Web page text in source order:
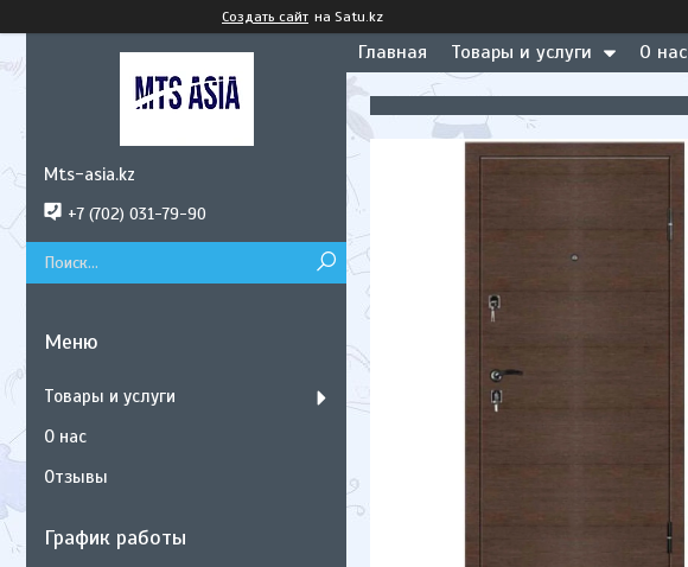
Создать сайт на Satu.kz
Главная Товары и услуги О нас
Mts-asia.kz
+7 (702) 031-79-90
Товары и услуги
О нас
Отзывы
График работы